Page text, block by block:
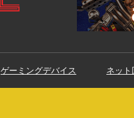
ゲーミングデバイス ネット